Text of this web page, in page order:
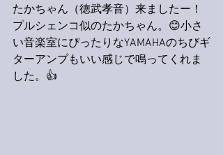
たかちゃん（徳武孝音）来ましたー！
プルシェンコ似のたかちゃん。😊小さ
い音楽室にぴったりなYAMAHAのちびギ
ターアンプもいい感じで鳴ってくれま
した。👍